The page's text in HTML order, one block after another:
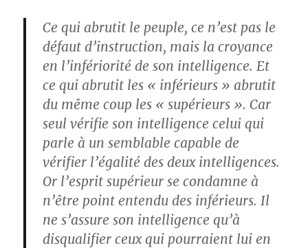
Ce qui abrutit le peuple, ce n’est pas le
défaut d’instruction, mais la croyance
en l’infériorité de son intelligence. Et
ce qui abrutit les « inférieurs » abrutit
du même coup les « supérieurs ». Car
seul vérifie son intelligence celui qui
parle à un semblable capable de
vérifier l’égalité des deux intelligences.
Or l’esprit supérieur se condamne à
n’être point entendu des inférieurs. Il
ne s’assure son intelligence qu’à
disqualifier ceux qui pourraient lui en